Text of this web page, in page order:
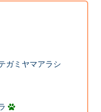
ガミヤマアラシ